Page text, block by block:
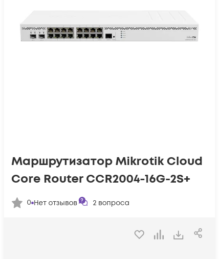
Маршрутизатор Mikrotik Cloud
Core Router CCR2004-16G-2S+
0 Нет отзывов 2 вопроса